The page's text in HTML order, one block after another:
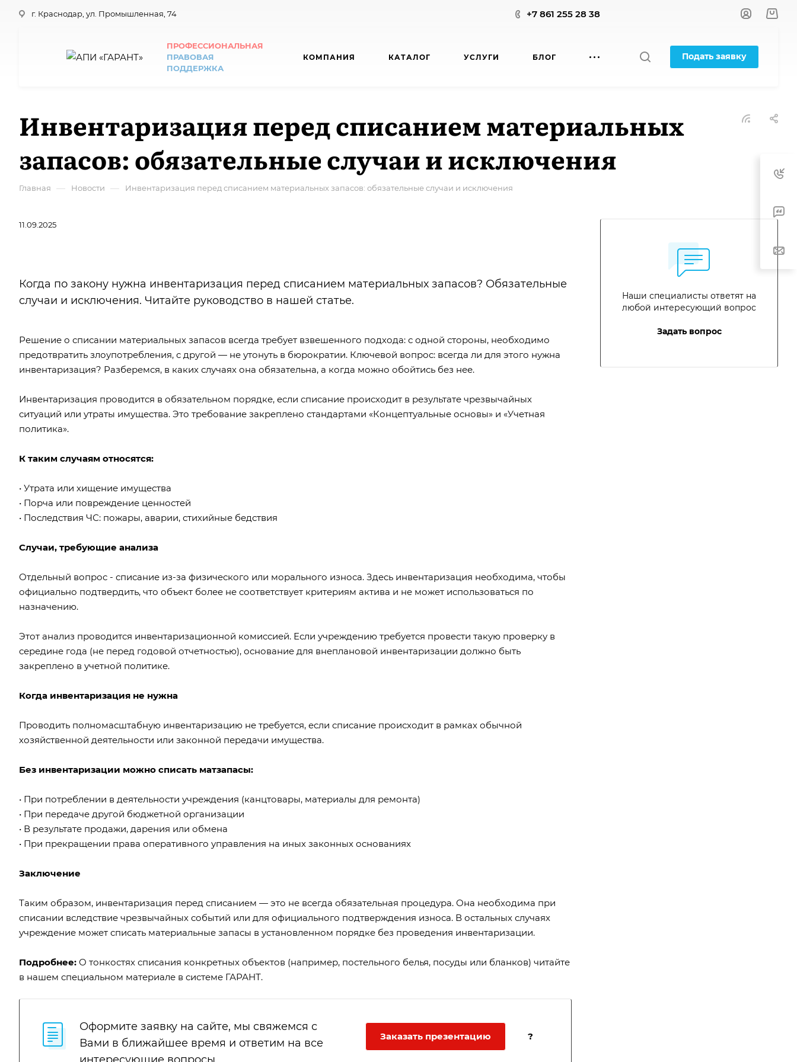
г. Краснодар, ул. Промышленная, 74 +7 861 255 28 38
ПРОФЕССИОНАЛЬНАЯ
ПРАВОВАЯ
ПОДДЕРЖКА
КОМПАНИЯ КАТАЛОГ УСЛУГИ БЛОГ Подать заявку
Инвентаризация перед списанием материальных
запасов: обязательные случаи и исключения
Главная — Новости — Инвентаризация перед списанием материальных запасов: обязательные случаи и исключения
11.09.2025
Оформите заявку на сайте, мы свяжемся с
Вами в ближайшее время и ответим на все
Заказать презентацию ?
Когда по закону нужна инвентаризация перед списанием материальных запасов? Обязательные
случаи и исключения. Читайте руководство в нашей статье.
Решение о списании материальных запасов всегда требует взвешенного подхода: с одной стороны, необходимо
предотвратить злоупотребления, с другой — не утонуть в бюрократии. Ключевой вопрос: всегда ли для этого нужна
инвентаризация? Разберемся, в каких случаях она обязательна, а когда можно обойтись без нее.
Инвентаризация проводится в обязательном порядке, если списание происходит в результате чрезвычайных
ситуаций или утраты имущества. Это требование закреплено стандартами «Концептуальные основы» и «Учетная
политика».
К таким случаям относятся:
• Утрата или хищение имущества
• Порча или повреждение ценностей
• Последствия ЧС: пожары, аварии, стихийные бедствия
Случаи, требующие анализа
Отдельный вопрос - списание из-за физического или морального износа. Здесь инвентаризация необходима, чтобы
официально подтвердить, что объект более не соответствует критериям актива и не может использоваться по
назначению.
Этот анализ проводится инвентаризационной комиссией. Если учреждению требуется провести такую проверку в
середине года (не перед годовой отчетностью), основание для внеплановой инвентаризации должно быть
закреплено в учетной политике.
Когда инвентаризация не нужна
Проводить полномасштабную инвентаризацию не требуется, если списание происходит в рамках обычной
хозяйственной деятельности или законной передачи имущества.
Без инвентаризации можно списать матзапасы:
• При потреблении в деятельности учреждения (канцтовары, материалы для ремонта)
• При передаче другой бюджетной организации
• В результате продажи, дарения или обмена
• При прекращении права оперативного управления на иных законных основаниях
Заключение
Таким образом, инвентаризация перед списанием — это не всегда обязательная процедура. Она необходима при
списании вследствие чрезвычайных событий или для официального подтверждения износа. В остальных случаях
учреждение может списать материальные запасы в установленном порядке без проведения инвентаризации.
Подробнее: О тонкостях списания конкретных объектов (например, постельного белья, посуды или бланков) читайте
в нашем специальном материале в системе ГАРАНТ.
Наши специалисты ответят на
любой интересующий вопрос
Задать вопрос